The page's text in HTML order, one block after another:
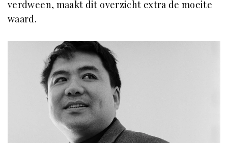
verdween, maakt dit overzicht extra de moeite
waard.